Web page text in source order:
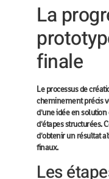
La
finale
Le processus de
cheminement précis
d'une idée en
d'étapes structurées.
d'obtenir un résultat
finaux.
Les